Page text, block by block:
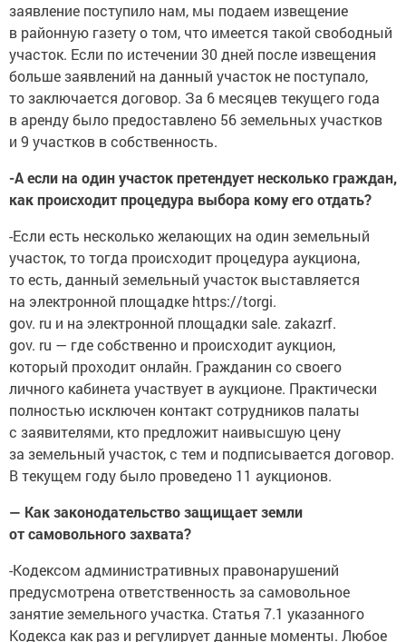
заявление поступило нам, мы подаем извещение
в районную газету о том, что имеется такой свободный
участок. Если по истечении 30 дней после извещения
больше заявлений на данный участок не поступало,
то заключается договор. За 6 месяцев текущего года
в аренду было предоставлено 56 земельных участков
и 9 участков в собственность.
-А если на один участок претендует несколько граждан,
как происходит процедура выбора кому его отдать?
-Если есть несколько желающих на один земельный
участок, то тогда происходит процедура аукциона,
то есть, данный земельный участок выставляется
на электронной площадке https://torgi.
gov. ru и на электронной площадки sale. zakazrf.
gov. ru — где собственно и происходит аукцион,
который проходит онлайн. Гражданин со своего
личного кабинета участвует в аукционе. Практически
полностью исключен контакт сотрудников палаты
с заявителями, кто предложит наивысшую цену
за земельный участок, с тем и подписывается договор.
В текущем году было проведено 11 аукционов.
— Как законодательство защищает земли
от самовольного захвата?
-Кодексом административных правонарушений
предусмотрена ответственность за самовольное
занятие земельного участка. Статья 7.1 указанного
Кодекса как раз и регулирует данные моменты. Любое